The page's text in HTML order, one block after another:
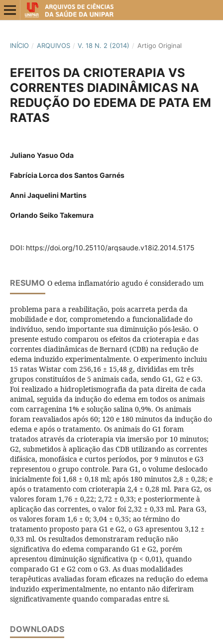
INÍCIO / ARQUIVOS / V. 18 N. 2 (2014) / Artigo Original
EFEITOS DA CRIOTERAPIA VS
CORRENTES DIADINÂMICAS NA
REDUÇÃO DO EDEMA DE PATA EM
RATAS
Juliano Yasuo Oda
Fabrícia Lorca dos Santos Garnés
Anni Jaquelini Martins
Orlando Seiko Takemura
DOI: https://doi.org/10.25110/arqsaude.v18i2.2014.5175
RESUMO O edema inflamatório agudo é considerado um
problema para a reabilitação, pois acarreta perda da
mobilidade e dor, comprometendo a funcionalidade do
indivíduo, sendo importante sua diminuição pós-lesão. O
presente estudo comparou os efeitos da crioterapia e das
correntes diadinâmicas de Bernard (CDB) na redução de
edema induzido experimentalmente. O experimento incluiu
15 ratas Wistar com 256,16 ± 15,48 g, divididas em três
grupos constituídos de 5 animais cada, sendo G1, G2 e G3.
Foi realizado a hidropletismografia da pata direita de cada
animal, seguida da indução do edema em todos os animais
com carragenina 1% e solução salina 0,9%. Os animais
foram reavaliados após 60; 120 e 180 minutos da indução do
edema e após o tratamento. Os animais do G1 foram
tratados através da crioterapia via imersão por 10 minutos;
G2, submetidos à aplicação das CDB utilizando as correntes
difásica, monofásica e curtos períodos, por 9 minutos e G3
representou o grupo controle. Para G1, o volume deslocado
inicialmente foi 1,68 ± 0,18 ml; após 180 minutos 2,8 ± 0,28; e
após o tratamento com crioterapia 2,4 ± 0,28 ml. Para G2, os
valores foram 1,76 ± 0,22; 2,72 ± 0,33; e posteriormente à
aplicação das correntes, o valor foi 2,32 ± 0,33 ml. Para G3,
os valores foram 1,6 ± 0; 3,04 ± 0,35; ao término do
tratamento proposto para G1 e G2, o G3 apresentou 3,12 ±
0,33 ml. Os resultados demonstraram redução não
significativa do edema comparando G1 e G2, porém
apresentou diminuição significativa (p < 0,01), quando
comparado G1 e G2 com o G3. As duas modalidades
terapêuticas avaliadas foram eficazes na redução do edema
induzido experimentalmente, no entanto não diferiram
significativamente quando comparadas entre si.
DOWNLOADS